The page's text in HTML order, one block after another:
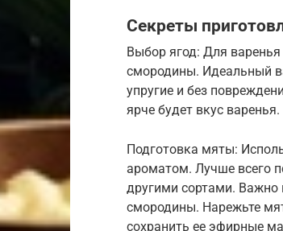
Секреты
Выбор ягод: Для
смородины. Идеальный
упругие и без
ярче будет вкус варенья.
Подготовка мяты:
ароматом. Лучше всего
другими сортами. Важно
смородины. Нарежьте
сохранить ее эфирные